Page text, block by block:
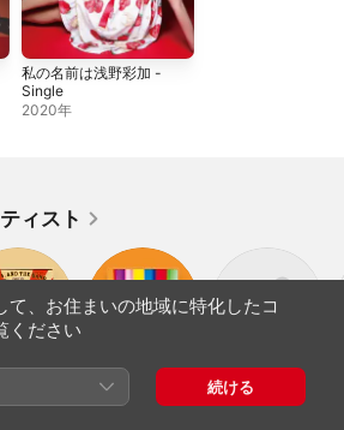
私の名前は浅野彩加 -
Single
2020年
ィスト
and the
伊能修 中村主
て、お住まいの地域に特化したコ
ください
続ける